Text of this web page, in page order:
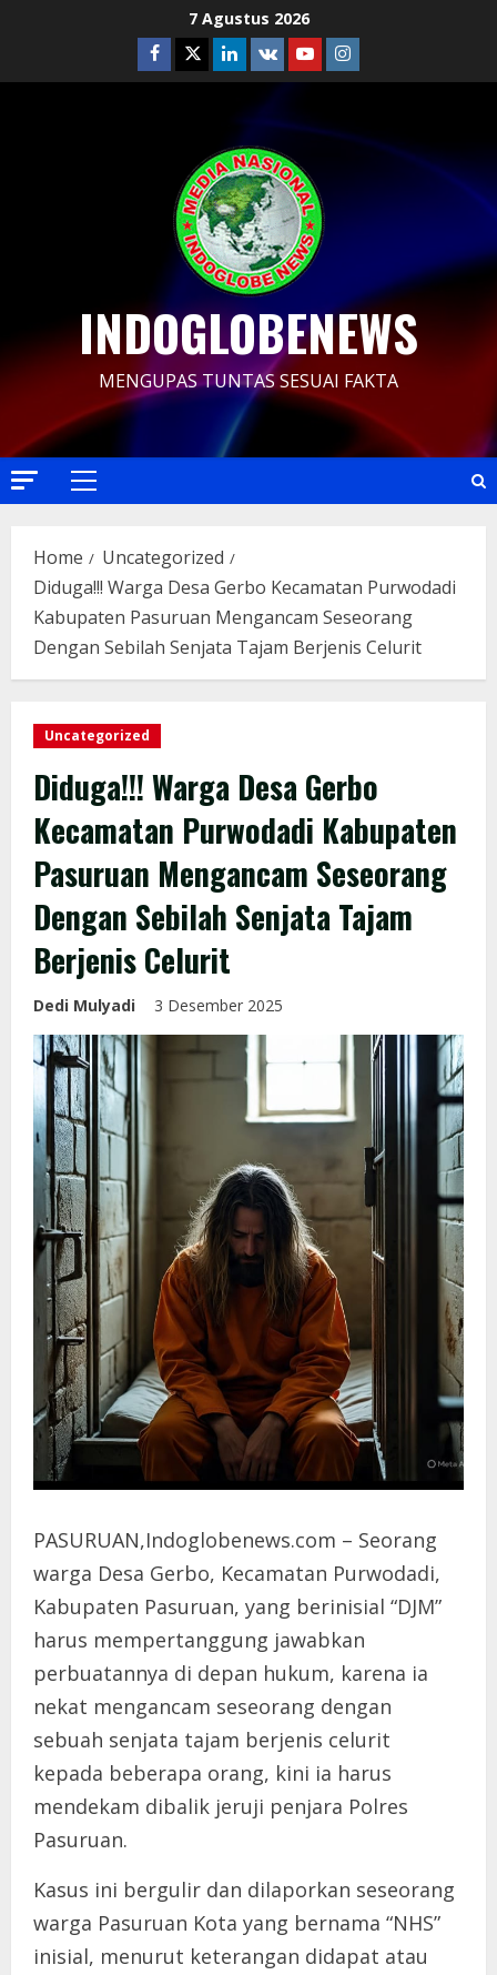
7 Agustus 2026
Facebook
TwitterLinkedin
VK YoutubeInstagram
INDOGLOBENEWS
MENGUPAS TUNTAS SESUAI FAKTA
Primary
Home
Uncategorized
Diduga!!! Warga Desa Gerbo Kecamatan Purwodadi
Kabupaten Pasuruan Mengancam Seseorang
Dengan Sebilah Senjata Tajam Berjenis Celurit
Uncategorized
Diduga!!! Warga Desa Gerbo
Kecamatan Purwodadi Kabupaten
Pasuruan Mengancam Seseorang
Dengan Sebilah Senjata Tajam
Berjenis Celurit
Dedi Mulyadi 3 Desember 2025
PASURUAN,Indoglobenews.com – Seorang
warga Desa Gerbo, Kecamatan Purwodadi,
Kabupaten Pasuruan, yang berinisial “DJM”
harus mempertanggung jawabkan
perbuatannya di depan hukum, karena ia
nekat mengancam seseorang dengan
sebuah senjata tajam berjenis celurit
kepada beberapa orang, kini ia harus
mendekam dibalik jeruji penjara Polres
Pasuruan.
Kasus ini bergulir dan dilaporkan seseorang
warga Pasuruan Kota yang bernama “NHS”
inisial, menurut keterangan didapat atau